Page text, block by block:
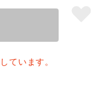
ています。